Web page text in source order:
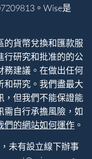
。Wise是
的貨幣兌換和匯款服
行研究和批准的的公
務建議。在做出任何
和研究。我們盡最大
，但我們不能保證能
需自行承擔風險，如
們的網站如何運作 。
未有設立線下辦事